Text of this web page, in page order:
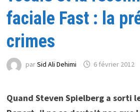
faciale Fast : la
crimes
parSid Ali Dehimi 6 février 2012
Quand Steven Spielberg a sorti